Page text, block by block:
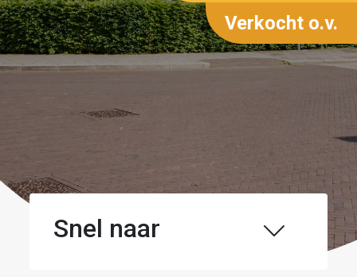
Verkocht o.v.
Snel naar